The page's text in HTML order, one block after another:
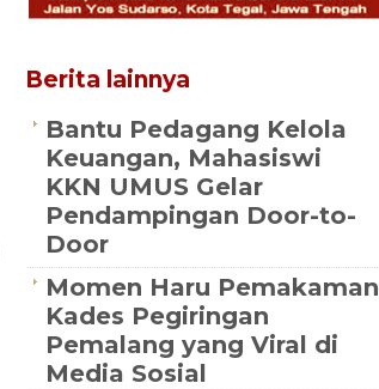
Berita lainnya
Bantu Pedagang Kelola
Keuangan, Mahasiswi
KKN UMUS Gelar
Pendampingan Door-to-
Door
Momen Haru Pemakaman
Kades Pegiringan
Pemalang yang Viral di
Media Sosial